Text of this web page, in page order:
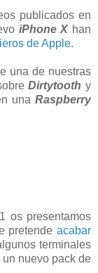
publicados en
iPhone X han
de Apple.
una de nuestras
Dirtytooth y
una Raspberry
os presentamos
pretendeacabar
terminales
nuevo pack de